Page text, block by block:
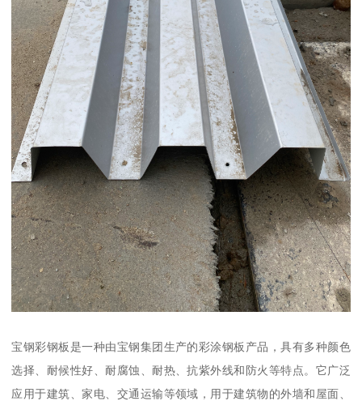
宝钢彩钢板是一种由宝钢集团生产的彩涂钢板产品，具有多种颜色
选择、耐候性好、耐腐蚀、耐热、抗紫外线和防火等特点。它广泛
应用于建筑、家电、交通运输等领域，用于建筑物的外墙和屋面、